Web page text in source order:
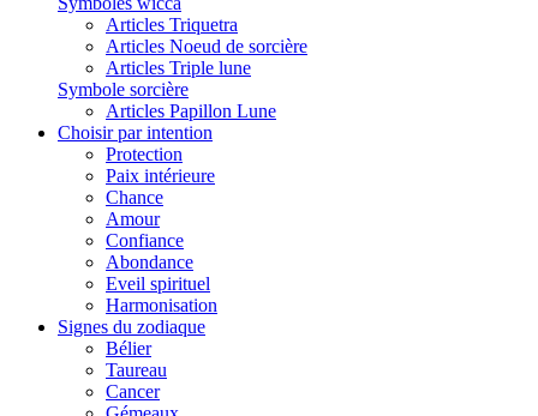
Articles Triquetra
Articles Noeud de sorcière
Articles Triple lune
Symbole sorcière
Articles Papillon Lune
Choisir par intention
Protection
Paix intérieure
Chance
Amour
Confiance
Abondance
Eveil spirituel
Harmonisation
Signes du zodiaque
Bélier
Taureau
Cancer